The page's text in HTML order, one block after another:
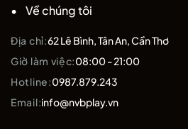
Về chúng tôi
Địa chỉ:62 Lê Bình, Tân An, Cần Thơ
Giờ làm việc:08:00 - 21:00
Hotline:0987.879.243
Email:info@nvbplay.vn